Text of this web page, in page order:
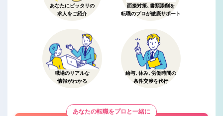
あなたにピッタリの
求人をご紹介
面接対策、書類添削を
転職のプロが徹底サポート
職場のリアルな
情報がわかる
給与、休み、労働時間の
条件交渉を代行
あなたの転職をプロと一緒に